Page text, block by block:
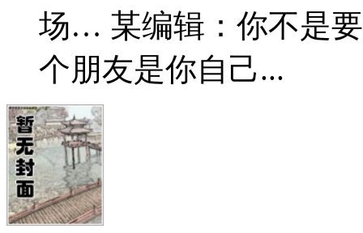
场… 某编辑：你不是
个朋友是你自己...